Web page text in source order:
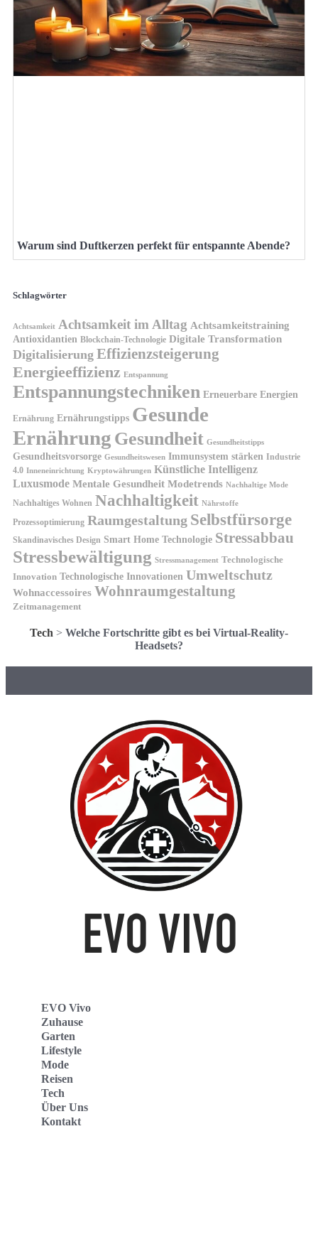
Warum sind Duftkerzen perfekt für entspannte Abende?
Schlagwörter
Achtsamkeit Achtsamkeit im Alltag Achtsamkeitstraining
Antioxidantien Blockchain-Technologie Digitale Transformation
Digitalisierung Effizienzsteigerung
Energieeffizienz Entspannung
Entspannungstechniken Erneuerbare Energien
Ernährung Ernährungstipps Gesunde
Ernährung Gesundheit Gesundheitstipps
Gesundheitsvorsorge Gesundheitswesen Immunsystem stärken Industrie
4.0 Inneneinrichtung Kryptowährungen Künstliche Intelligenz
Luxusmode Mentale Gesundheit Modetrends Nachhaltige Mode
Nachhaltiges Wohnen Nachhaltigkeit Nährstoffe
Prozessoptimierung Raumgestaltung Selbstfürsorge
Skandinavisches Design Smart Home Technologie Stressabbau
Stressbewältigung Stressmanagement Technologische
Innovation Technologische Innovationen Umweltschutz
Wohnaccessoires Wohnraumgestaltung
Zeitmanagement
Tech > Welche Fortschritte gibt es bei Virtual-Reality-
Headsets?
EVO Vivo
Zuhause
Garten
Lifestyle
Mode
Reisen
Tech
Über Uns
Kontakt